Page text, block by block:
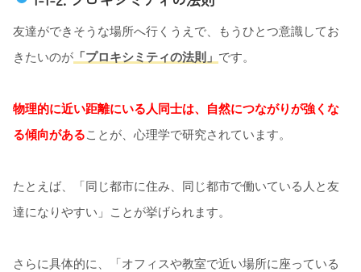
友達ができそうな場所へ行くうえで、もうひとつ意識してお
きたいのが 「プロキシミティの法則」 です。
物理的に近い距離にいる人同士は、自然につながりが強くな
る傾向があることが、心理学で研究されています。
たとえば、「同じ都市に住み、同じ都市で働いている人と友
達になりやすい」ことが挙げられます。
さらに具体的に、「オフィスや教室で近い場所に座っている